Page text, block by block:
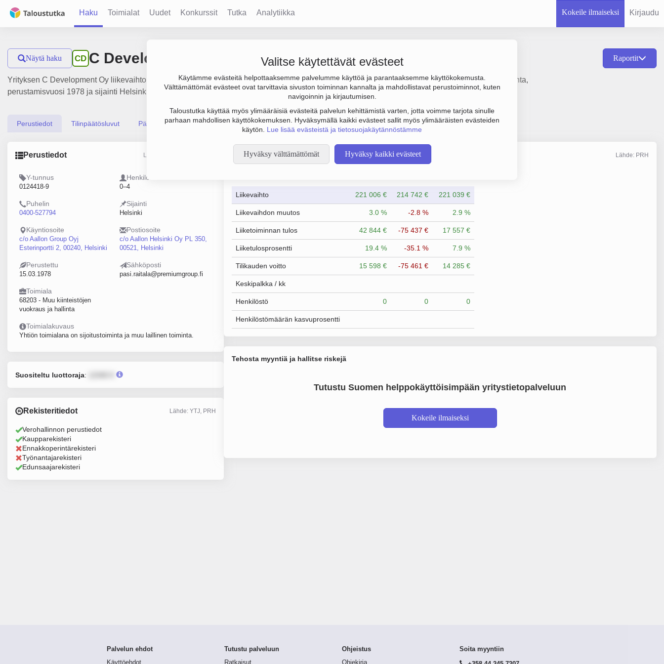
Haku Toimialat Uudet Konkurssit Tutka Analytiikka Kokeile ilmaiseksi Kirjaudu
Valitse käytettävät evästeet
Käytämme evästeitä helpottaaksemme palvelumme käyttöä ja parantaaksemme käyttökokemusta.
Välttämättömät evästeet ovat tarvittavia sivuston toiminnan kannalta ja mahdollistavat perustoiminnot, kuten
navigoinnin ja kirjautumisen.
Taloustutka käyttää myös ylimääräisiä evästeitä palvelun kehittämistä varten, jotta voimme tarjota sinulle
parhaan mahdollisen käyttökokemuksen. Hyväksymällä kaikki evästeet sallit myös ylimääräisten evästeiden
käytön. Lue lisää evästeistä ja tietosuojakäytännöstämme
Hyväksy välttämättömät Hyväksy kaikki evästeet
Näytä haku CD C Development Oy Raportit
Yrityksen C Development Oy liikevaihto on 221 000 €, tulos 18 000 € ja henkilöstömäärä 0. Sen päätoimiala on Muu kiinteistöjen vuokraus ja hallinta,
perustamisvuosi 1978 ja sijainti Helsinki. Yrityksen yhtiömuoto Osakeyhtiö (OY).
Perustiedot Tilinpäätösluvut Päättäjätiedot
Perustiedot Lähde: YTJ, PRH, Traficom
Y-tunnus
0124418-9
Henkilöstömäärä
0–4
Puhelin
0400-527794
Sijainti
Helsinki
Käyntiosoite
c/o Aallon Group Oyj
Esterinportti 2, 00240, Helsinki
Postiosoite
c/o Aallon Helsinki Oy PL 350,
00521, Helsinki
Perustettu
15.03.1978
Sähköposti
pasi.raitala@premiumgroup.fi
Toimiala
68203 - Muu kiinteistöjen
vuokraus ja hallinta
Toimialakuvaus
Yhtiön toimialana on sijoitustoiminta ja muu laillinen toiminta.
Suositeltu luottoraja:
Rekisteritiedot Lähde: YTJ, PRH
Verohallinnon perustiedot
Kaupparekisteri
Ennakkoperintärekisteri
Työnantajarekisteri
Edunsaajarekisteri
Taloustiedot Lähde: PRH
Liikevaihto 221 006 € 214 742 € 221 039 €
Liikevaihdon muutos 3.0 % -2.8 % 2.9 %
Liiketoiminnan tulos 42 844 € -75 437 € 17 557 €
Liiketulosprosentti 19.4 % -35.1 % 7.9 %
Tilikauden voitto 15 598 € -75 461 € 14 285 €
Keskipalkka / kk
Henkilöstö 0 0 0
Henkilöstömäärän kasvuprosentti
Tehosta myyntiä ja hallitse riskejä
Tutustu Suomen helppokäyttöisimpään yritystietopalveluun
Kokeile ilmaiseksi
Palvelun ehdot
Käyttöehdot
Tutustu palveluun
Ratkaisut
Ohjeistus
Ohjekirja
Soita myyntiin